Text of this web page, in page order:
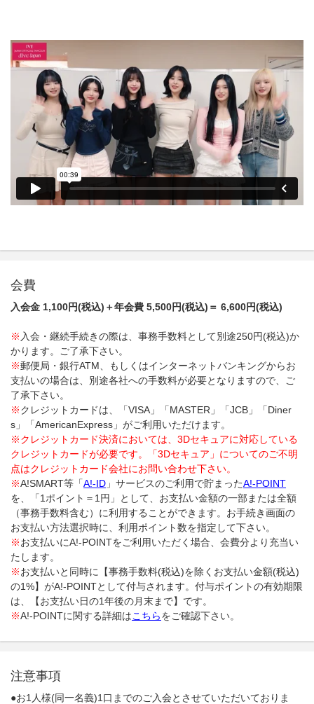
会費
入会金 1,100円(税込)＋年会費 5,500円(税込)＝ 6,600円(税込)
※ 入会・継続手続きの際は、事務手数料として別途250円(税込)か
かります。ご了承下さい。
※郵便局・銀行ATM、もしくはインターネットバンキングからお
支払いの場合は、別途各社への手数料が必要となりますので、ご
了承下さい。
※クレジットカードは、「VISA」「MASTER」「JCB」「Diner
s」「AmericanExpress」がご利用いただけます。
※クレジットカード決済においては、3Dセキュアに対応している
クレジットカードが必要です。「3Dセキュア」についてのご不明
点はクレジットカード会社にお問い合わせ下さい。
※A!SMART等「A!-ID 」サービスのご利用で貯まったA!-POINT
を、「1ポイント＝1円」として、お支払い金額の一部または全額
（事務手数料含む）に利用することができます。お手続き画面の
お支払い方法選択時に、利用ポイント数を指定して下さい。
※お支払いにA!-POINTをご利用いただく場合、会費分より充当い
たします。
※お支払いと同時に【事務手数料(税込)を除くお支払い金額(税込)
の1%】がA!-POINTとして付与されます。付与ポイントの有効期限
は、【お支払い日の1年後の月末まで】です。
※A!-POINTに関する詳細はこちらをご確認下さい。
注意事項
●お1人様(同一名義)1口までのご入会とさせていただいておりま